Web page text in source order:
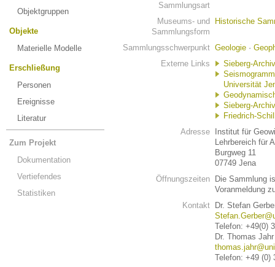
Objektgruppen
Objekte
Materielle Modelle
Erschließung
Personen
Ereignisse
Literatur
Zum Projekt
Dokumentation
Vertiefendes
Statistiken
Sammlungsart
Museums- und
Sammlungsform
Historische
Sammlungsschwerpunkt Geologie ·
Externe Links
Sieberg-
Universität
Sieberg-
Friedrich-
Adresse
Institut für
Lehrbereich für
Burgweg 11
07749 Jena
Öffnungszeiten
Die Sammlung
Voranmeldung
Kontakt
Dr. Stefan
Telefon: +49(0)
Dr. Thomas Jahr
Telefon: +49 (0)